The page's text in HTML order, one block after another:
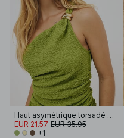
Haut asymétrique torsadé avec boucle
EUR 21.57 EUR 35.95
+1